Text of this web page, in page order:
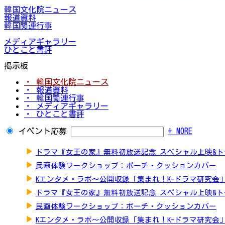
韓国文化院ニュース
報道資料
韓国関連行事
メディアギャラリー
ひとこと書評
掲示板
・ 韓国文化院ニュース
・ 報道資料
・ 韓国関連行事
・ メディアギャラリー
・ ひとこと書評
イベント応募 + MORE
▶ ドラマ『女王の家』無料初放送記念 スペシャル上映&
▶ 民画体験ワークショップ：ポーチ・クッションカバー
▶ Kエンタメ・ラボ～公開収録「集まれ！K-ドラマ研究会」
▶ ドラマ『女王の家』無料初放送記念 スペシャル上映&
▶ 民画体験ワークショップ：ポーチ・クッションカバー
▶ Kエンタメ・ラボ～公開収録「集まれ！K-ドラマ研究会」